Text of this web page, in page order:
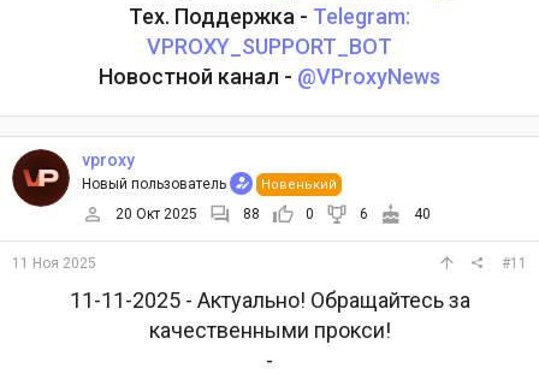
Тех. Поддержка - Telegram:
VPROXY_SUPPORT_BOT
Новостной канал - @VProxyNews
vproxy
Новый пользователь Новенький
20 Окт 2025 88 0 6 40
11 Ноя 2025 #11
11-11-2025 - Актуально! Обращайтесь за
качественными прокси!
-